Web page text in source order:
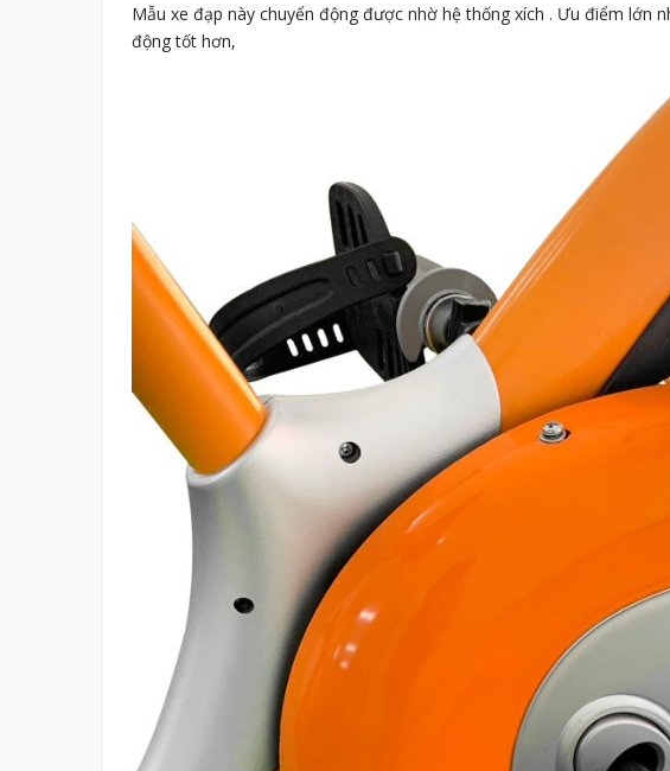
Mẫu xe đạp này chuyển động được nhờ hệ thống xích . Ưu điểm lớn
động tốt hơn,